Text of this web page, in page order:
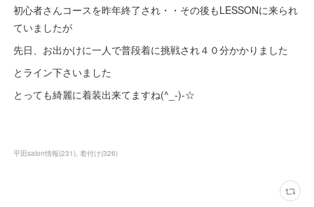
初心者さんコースを昨年終了され・・その後もLESSONに来られ
ていましたが
先日、お出かけに一人で普段着に挑戦され４０分かかりました
とライン下さいました
とっても綺麗に着装出来てますね(^_-)-☆
平田salon情報(231) 着付け(326)